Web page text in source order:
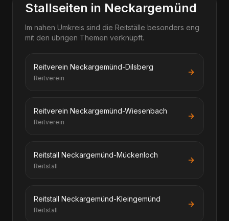
Stallseiten in Neckargemünd
Im nahen Umkreis sind die Reitställe besonders eng
mit den übrigen Themen verknüpft.
Reitverein Neckargemünd-Dilsberg
Reitverein
Reitverein Neckargemünd-Wiesenbach
Reitverein
Reitstall Neckargemünd-Mückenloch
Reitstall
Reitstall Neckargemünd-Kleingemünd
Reitstall